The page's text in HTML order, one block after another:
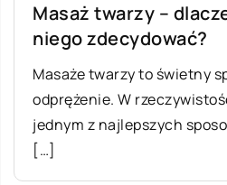
Masaż twarzy –
niego zdecydować?
Masaże twarzy to świetny
odprężenie. W
jednym z najlepszych
[…]